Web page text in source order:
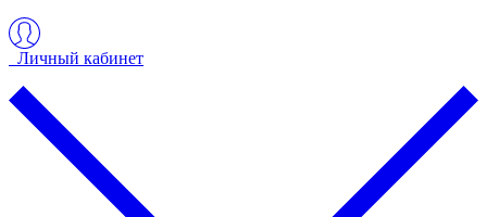
Личный кабинет